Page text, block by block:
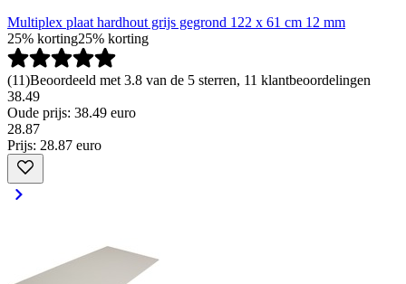
Multiplex plaat hardhout grijs gegrond 122 x 61 cm 12 mm
25% korting25% korting
(11)Beoordeeld met 3.8 van de 5 sterren, 11 klantbeoordelingen
38.49
Oude prijs: 38.49 euro
28.87
Prijs: 28.87 euro